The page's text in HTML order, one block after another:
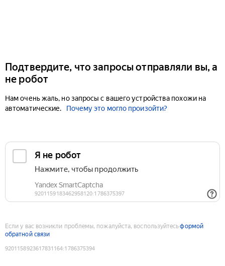
Подтвердите, что запросы отправляли вы, а
не робот
Нам очень жаль, но запросы с вашего устройства похожи на
автоматические.
Почему это могло произойти?
Если у вас возникли проблемы, пожалуйста, воспользуйтесьформой
обратной связи
9201158923617831164:1786375394